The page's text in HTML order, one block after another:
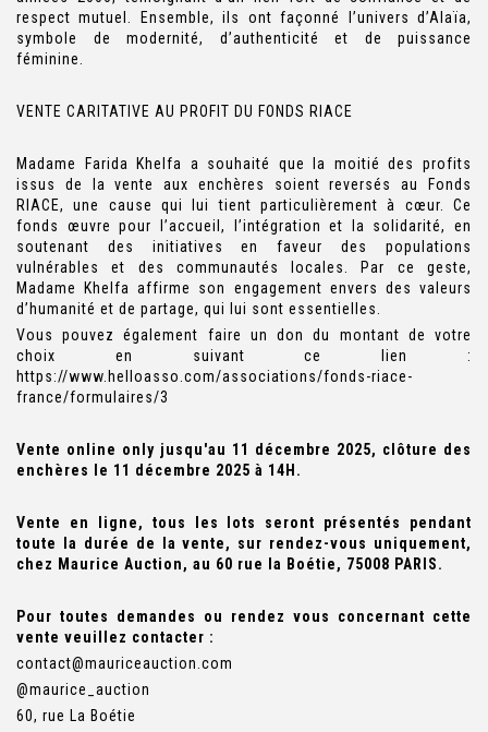
respect mutuel. Ensemble, ils ont façonné l’univers d’Alaïa,
symbole de modernité, d’authenticité et de puissance
féminine.
VENTE CARITATIVE AU PROFIT DU FONDS RIACE
Madame Farida Khelfa a souhaité que la moitié des profits
issus de la vente aux enchères soient reversés au Fonds
RIACE, une cause qui lui tient particulièrement à cœur. Ce
fonds œuvre pour l’accueil, l’intégration et la solidarité, en
soutenant des initiatives en faveur des populations
vulnérables et des communautés locales. Par ce geste,
Madame Khelfa affirme son engagement envers des valeurs
d’humanité et de partage, qui lui sont essentielles.
Vous pouvez également faire un don du montant de votre
choix en suivant ce lien :
https://www.helloasso.com/associations/fonds-riace-
france/formulaires/3
Vente online only jusqu'au 11 décembre 2025, clôture des
enchères le 11 décembre 2025 à 14H.
Vente en ligne, tous les lots seront présentés pendant
toute la durée de la vente, sur rendez-vous uniquement,
chez Maurice Auction, au 60 rue la Boétie, 75008 PARIS.
Pour toutes demandes ou rendez vous concernant cette
vente veuillez contacter :
contact@mauriceauction.com
@maurice_auction
60, rue La Boétie